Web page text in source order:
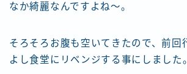
なか綺麗なんですよね〜。
そろそろお腹も空いてきたので、前回
よし食堂にリベンジする事にしました